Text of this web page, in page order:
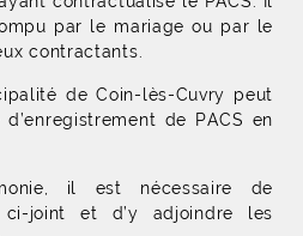
par le mariage ou par le
contractants.
de Coin-lès-Cuvry peut
de PACS en
il est nécessaire de
joint et d’y adjoindre les